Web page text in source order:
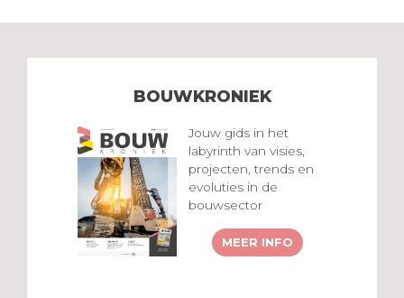
BOUWKRONIEK
Jouw gids in het
labyrinth van visies,
projecten, trends en
evoluties in de
bouwsector
MEER INFO